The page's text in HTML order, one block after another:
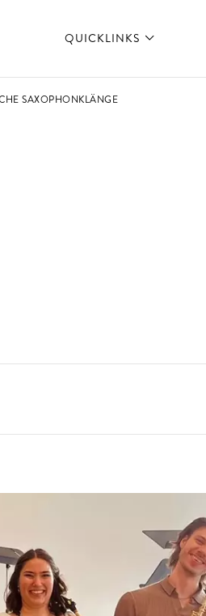
QUICKLINKS
SAXOPHONKLÄNGE